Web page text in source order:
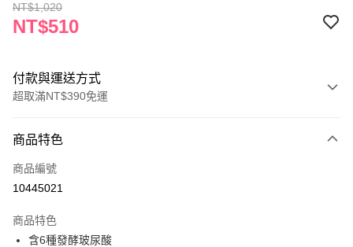
NT$1,020
NT$510
付款與運送方式
超取滿NT$390免運
POYA支付
信用卡一次付款
LINE Pay
商品特色
商品編號
10445021
商品特色
含6種發酵玻尿酸